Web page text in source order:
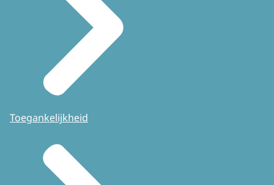
Toegankelijkheid